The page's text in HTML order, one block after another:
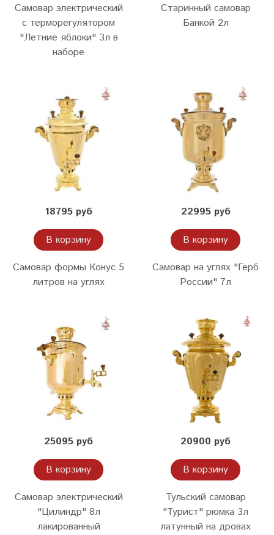
Самовар электрический
с терморегулятором
"Летние яблоки" 3л в
наборе
Старинный самовар
Банкой 2л
18795 руб
В корзину
Самовар формы Конус 5
литров на углях
22995 руб
В корзину
Самовар на углях "Герб
России" 7л
25095 руб
В корзину
Самовар электрический
"Цилиндр" 8л
лакированный
20900 руб
В корзину
Тульский самовар
"Турист" рюмка 3л
латунный на дровах